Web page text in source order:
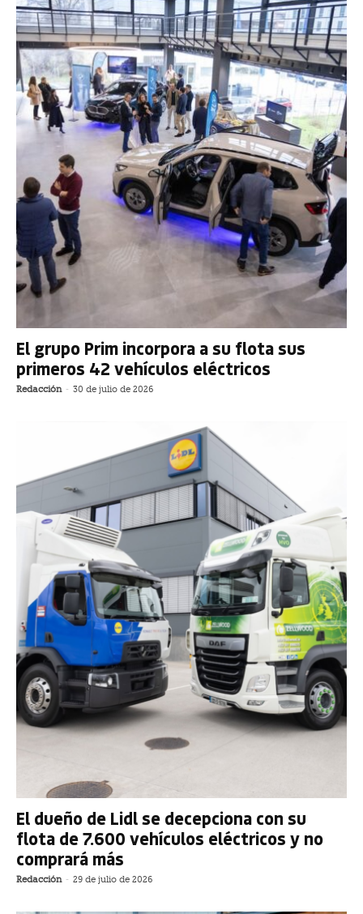
El grupo Prim incorpora a su flota sus
primeros 42 vehículos eléctricos
Redacción - 30 de julio de 2026
El dueño de Lidl se decepciona con su
flota de 7.600 vehículos eléctricos y no
comprará más
Redacción - 29 de julio de 2026